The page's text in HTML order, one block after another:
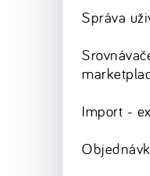
Správa
Import -